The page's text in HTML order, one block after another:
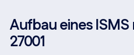
Aufbau eines ISMS
27001